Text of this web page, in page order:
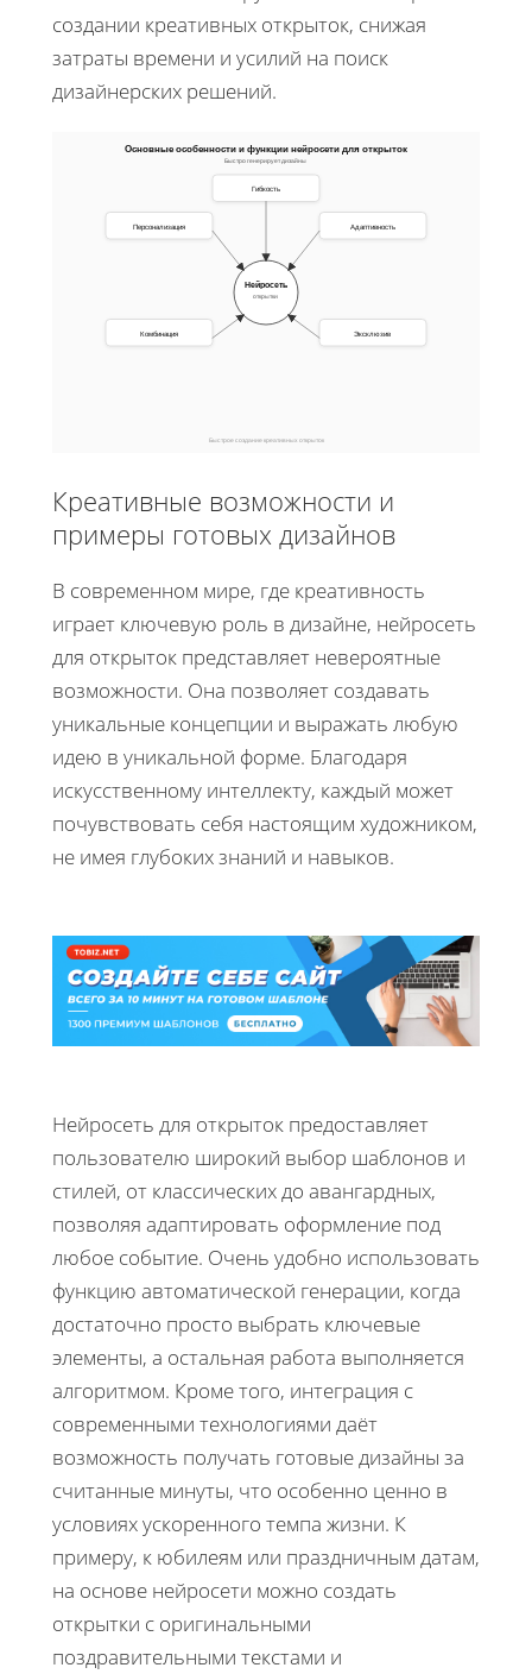
создании креативных открыток, снижая
затраты времени и усилий на поиск
дизайнерских решений.
Основные особенности и функции нейросети для открыток
Быстро генерирует дизайны
Гибкость
Адаптивность
Эксклюзив
Комбинация
Персонализация
Нейросеть
открытки
Быстрое создание креативных открыток
Креативные возможности и
примеры готовых дизайнов
В современном мире, где креативность
играет ключевую роль в дизайне, нейросеть
для открыток представляет невероятные
возможности. Она позволяет создавать
уникальные концепции и выражать любую
идею в уникальной форме. Благодаря
искусственному интеллекту, каждый может
почувствовать себя настоящим художником,
не имея глубоких знаний и навыков.
Нейросеть для открыток предоставляет
пользователю широкий выбор шаблонов и
стилей, от классических до авангардных,
позволяя адаптировать оформление под
любое событие. Очень удобно использовать
функцию автоматической генерации, когда
достаточно просто выбрать ключевые
элементы, а остальная работа выполняется
алгоритмом. Кроме того, интеграция с
современными технологиями даёт
возможность получать готовые дизайны за
считанные минуты, что особенно ценно в
условиях ускоренного темпа жизни. К
примеру, к юбилеям или праздничным датам,
на основе нейросети можно создать
открытки с оригинальными
поздравительными текстами и